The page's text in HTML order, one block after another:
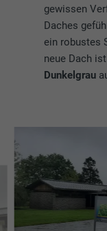
gewissen
Daches
ein robustes
neue Dach
Dunkelgrau